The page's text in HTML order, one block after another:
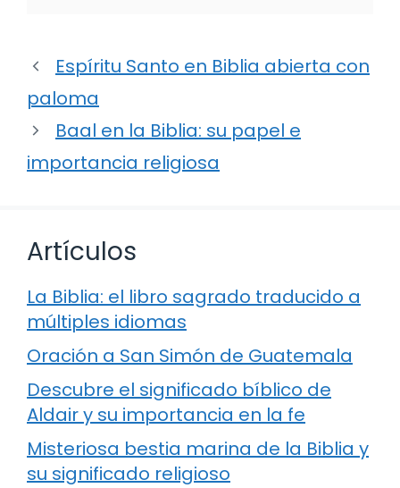
Espíritu Santo en Biblia abierta con
paloma
Baal en la Biblia: su papel e
importancia religiosa
Artículos
La Biblia: el libro sagrado traducido a
múltiples idiomas
Oración a San Simón de Guatemala
Descubre el significado bíblico de
Aldair y su importancia en la fe
Misteriosa bestia marina de la Biblia y
su significado religioso